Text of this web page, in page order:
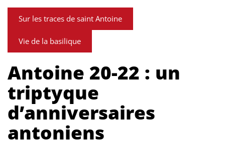
Sur les traces de saint Antoine
Vie de la basilique
Antoine 20-22 : un
triptyque
d’anniversaires
antoniens